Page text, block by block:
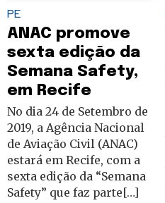
PE
ANAC promove
sexta edição da
Semana Safety,
em Recife
No dia 24 de Setembro de
2019, a Agência Nacional
de Aviação Civil (ANAC)
estará em Recife, com a
sexta edição da “Semana
Safety” que faz parte[…]